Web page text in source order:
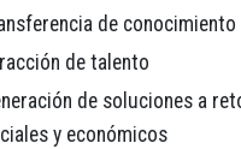
de conocimiento
de talento
de soluciones a
y económicos